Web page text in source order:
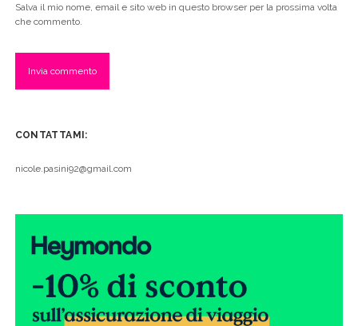
Salva il mio nome, email e sito web in questo browser per la prossima volta
che commento.
CONTATTAMI:
nicole.pasini92@gmail.com